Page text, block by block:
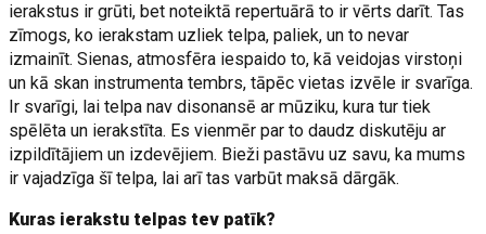
ierakstus ir grūti, bet noteiktā repertuārā to ir vērts darīt. Tas
zīmogs, ko ierakstam uzliek telpa, paliek, un to nevar
izmainīt. Sienas, atmosfēra iespaido to, kā veidojas virstoņi
un kā skan instrumenta tembrs, tāpēc vietas izvēle ir svarīga.
Ir svarīgi, lai telpa nav disonansē ar mūziku, kura tur tiek
spēlēta un ierakstīta. Es vienmēr par to daudz diskutēju ar
izpildītājiem un izdevējiem. Bieži pastāvu uz savu, ka mums
ir vajadzīga šī telpa, lai arī tas varbūt maksā dārgāk.
Kuras ierakstu telpas tev patīk?